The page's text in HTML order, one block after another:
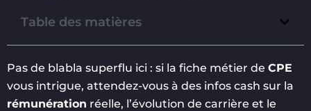
Table des matières
Pas de blabla superflu ici : si la fiche métier de CPE
vous intrigue, attendez-vous à des infos cash sur la
rémunération réelle, l’évolution de carrière et le